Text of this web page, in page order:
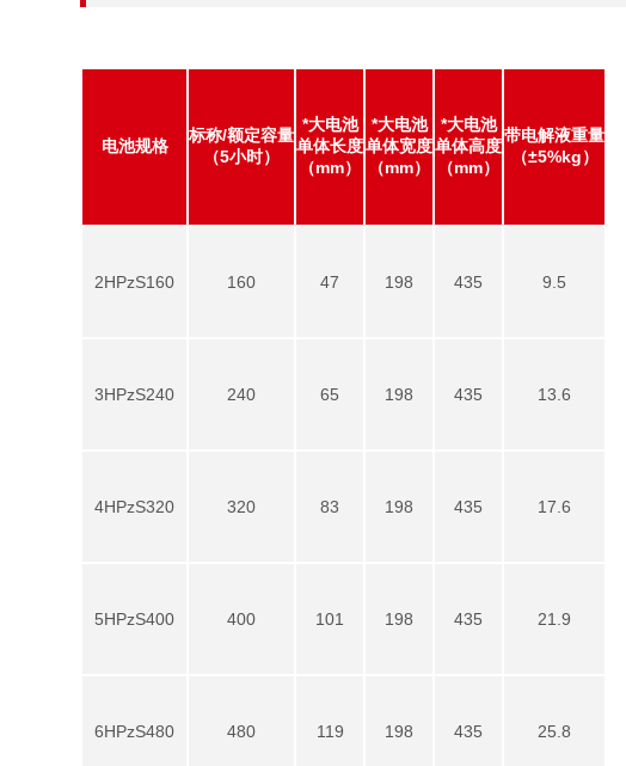
电池规格
标称/额定容量
（5小时）
*大电池
单体长度
（mm）
*大电池
单体宽度
（mm）
*大电池
单体高度
（mm）
带电解液重量
（±5%kg）
2HPzS160 160 47 198 435 9.5
3HPzS240 240 65 198 435 13.6
4HPzS320 320 83 198 435 17.6
5HPzS400 400 101 198 435 21.9
6HPzS480 480 119 198 435 25.8